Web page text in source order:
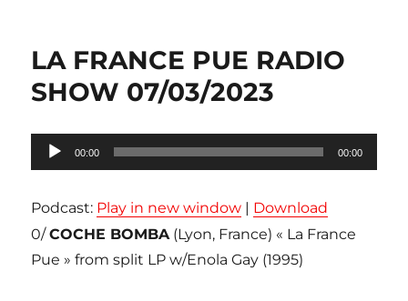
LA FRANCE PUE RADIO
SHOW 07/03/2023
Lecteur
audio
00:00 00:00
Podcast: Play in new window | Download
0/COCHE BOMBA(Lyon, France) « La France
Pue » from split LP w/Enola Gay (1995)